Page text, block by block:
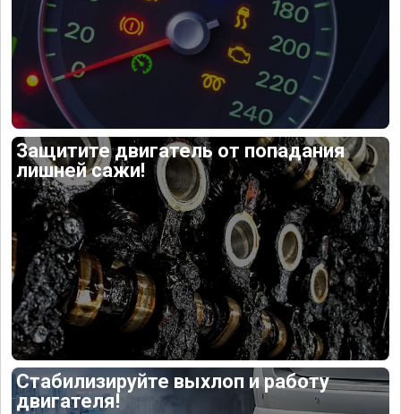
Защитите двигатель от попадания
лишней сажи!
Стабилизируйте выхлоп и работу
двигателя!